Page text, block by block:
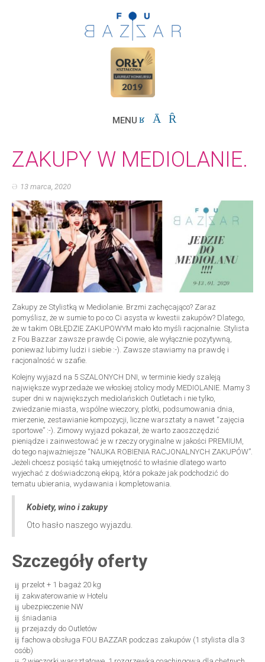
MENU
ZAKUPY W MEDIOLANIE.
13 marca, 2020
Zakupy ze Stylistką w Mediolanie. Brzmi zachęcająco? Zaraz
pomyślisz, że w sumie to po co Ci asysta w kwestii zakupów? Dlatego,
że w takim OBŁĘDZIE ZAKUPOWYM mało kto myśli racjonalnie. Stylista
z Fou Bazzar zawsze prawdę Ci powie, ale wyłącznie pozytywną,
ponieważ lubimy ludzi i siebie :-). Zawsze stawiamy na prawdę i
racjonalność w szafie.
Kolejny wyjazd na 5 SZALONYCH DNI, w terminie kiedy szaleją
największe wyprzedaże we włoskiej stolicy mody MEDIOLANIE. Mamy 3
super dni w największych mediolańskich Outletach i nie tylko,
zwiedzanie miasta, wspólne wieczory, plotki, podsumowania dnia,
mierzenie, zestawianie kompozycji, liczne warsztaty a nawet “zajęcia
sportowe” :-). Zimowy wyjazd pokazał, że warto zaoszczędzić
pieniądze i zainwestować je w rzeczy oryginalne w jakości PREMIUM,
do tego najważniejsze “NAUKA ROBIENIA RACJONALNYCH ZAKUPÓW”.
Jeżeli chcesz posiąść taką umiejętność to właśnie dlatego warto
wyjechać z doświadczoną ekipą, która pokaże jak podchodzić do
tematu ubierania, wydawania i kompletowania.
Kobiety, wino i zakupy
Oto hasło naszego wyjazdu.
Szczegóły oferty
przelot + 1 bagaż 20 kg
zakwaterowanie w Hotelu
ubezpieczenie NW
śniadania
przejazdy do Outletów
fachowa obsługa FOU BAZZAR podczas zakupów (1 stylista dla 3
osób)